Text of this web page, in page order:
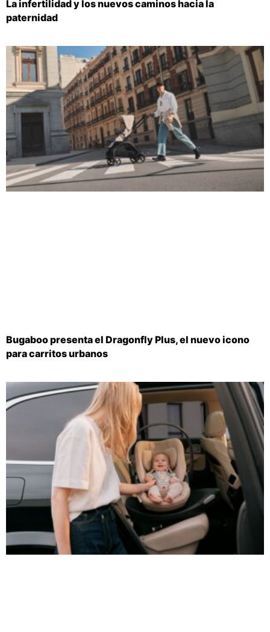
La infertilidad y los nuevos caminos hacia la
paternidad
Bugaboo presenta el Dragonfly Plus, el nuevo icono
para carritos urbanos